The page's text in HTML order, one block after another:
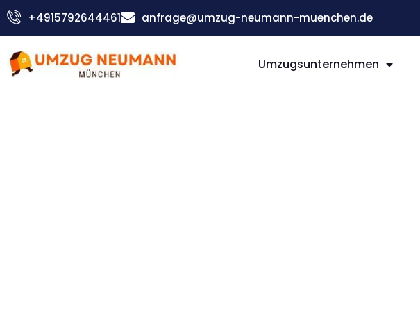
Zum
Inhalt
+4915792644461 anfrage@umzug-neumann-muenchen.de
Umzugsunternehmen